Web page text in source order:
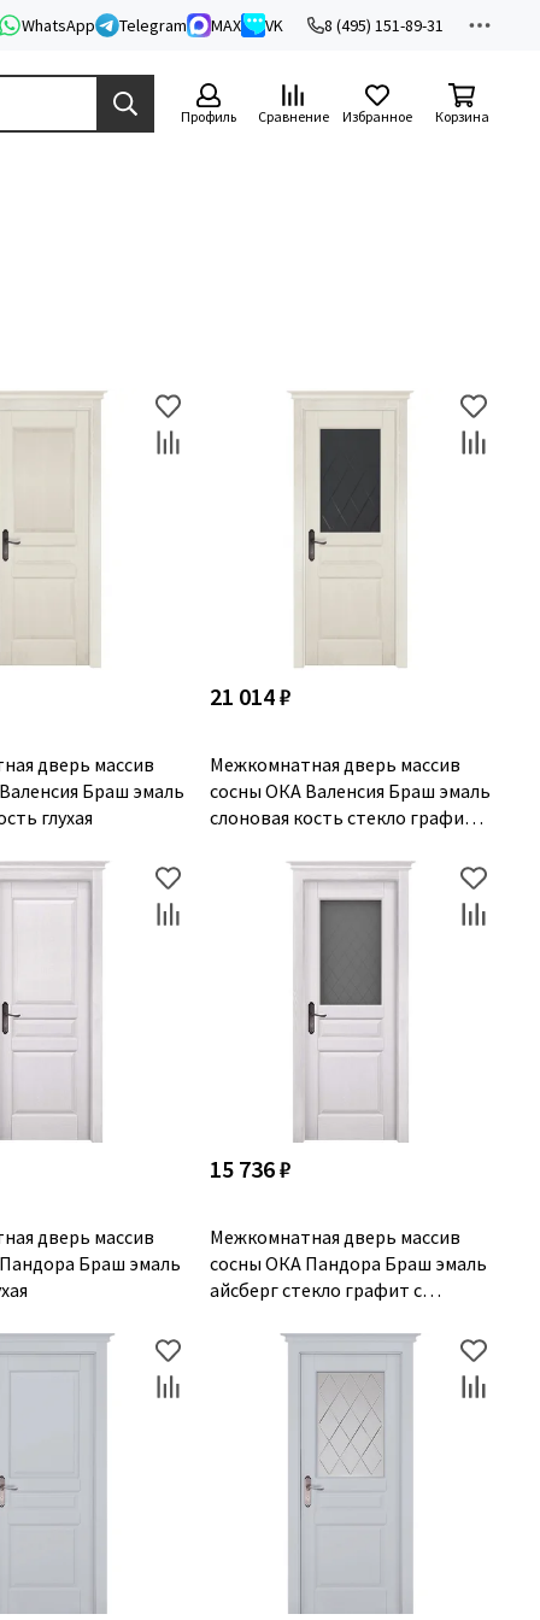
WhatsApp Telegram MAX VK 8 (495) 151-89-31
Профиль Сравнение Избранное Корзина
дверь массив
Браш эмаль
глухая
21 014 ₽
Межкомнатная дверь массив
сосны ОКА Валенсия Браш эмаль
слоновая кость стекло графит с
дверь массив
Браш эмаль
15 736 ₽
Межкомнатная дверь массив
сосны ОКА Пандора Браш эмаль
айсберг стекло графит с